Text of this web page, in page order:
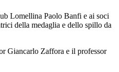
Lomellina Paolo Banfi e ai soci
della medaglia e dello spillo da
Giancarlo Zaffora e il professor